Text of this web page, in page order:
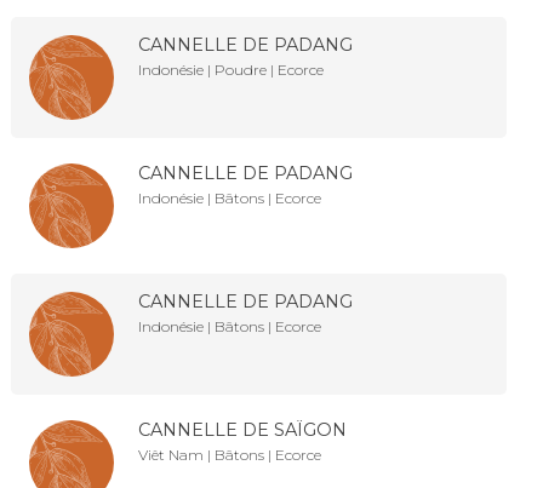
CANNELLE DE PADANG
Indonésie | Poudre | Ecorce
CANNELLE DE PADANG
Indonésie | Bâtons | Ecorce
CANNELLE DE PADANG
Indonésie | Bâtons | Ecorce
CANNELLE DE SAÏGON
Viêt Nam | Bâtons | Ecorce